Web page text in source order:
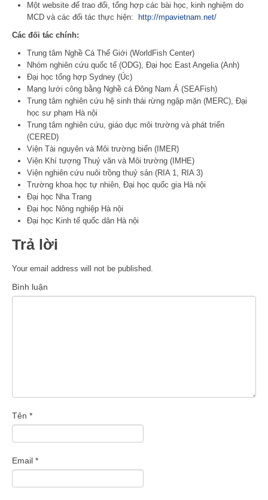
Một website để trao đổi, tổng hợp các bài học, kinh nghiệm do
MCD và các đối tác thực hiện:
http://mpavietnam.net/
Các đối tác chính:
Trung tâm Nghề Cá Thế Giới (WorldFish Center)
Nhóm nghiên cứu quốc tế (ODG), Đại học East Angelia (Anh)
Đại học tổng hợp Sydney (Úc)
Mạng lưới công bằng Nghề cá Đông Nam Á (SEAFish)
Trung tâm nghiên cứu hệ sinh thái rừng ngập mặn (MERC), Đại
học sư phạm Hà nội
Trung tâm nghiên cứu, giáo dục môi trường và phát triển
(CERED)
Viện Tài nguyên và Môi trường biển (IMER)
Viện Khí tượng Thuỷ văn và Môi trường (IMHE)
Viện nghiên cứu nuôi trồng thuỷ sản (RIA 1, RIA 3)
Trường khoa học tự nhiên, Đại học quốc gia Hà nội
Đại học Nha Trang
Đại học Nông nghiệp Hà nội
Đại học Kinh tế quốc dân Hà nội
Trả lời
Your email address will not be published.
Bình luận
Tên *
Email *